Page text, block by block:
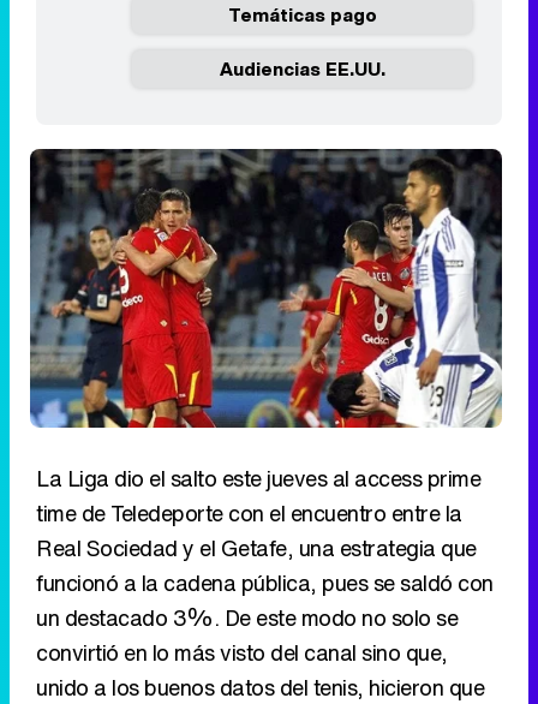
Temáticas pago
Audiencias EE.UU.
La Liga dio el salto este jueves al access prime
time de Teledeporte con el encuentro entre la
Real Sociedad y el Getafe, una estrategia que
funcionó a la cadena pública, pues se saldó con
un destacado 3%. De este modo no solo se
convirtió en lo más visto del canal sino que,
unido a los buenos datos del tenis, hicieron que